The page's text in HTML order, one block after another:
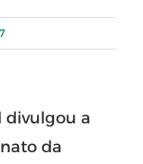
divulgou a
da